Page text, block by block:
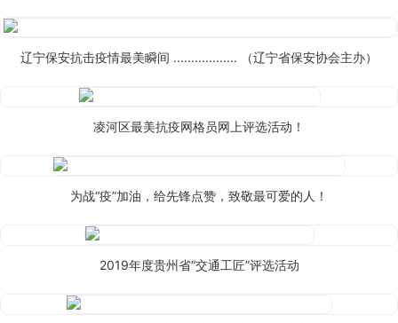
辽宁保安抗击疫情最美瞬间 .................. （辽宁省保安协会主办）
凌河区最美抗疫网格员网上评选活动！
为战“疫”加油，给先锋点赞，致敬最可爱的人！
2019年度贵州省“交通工匠”评选活动